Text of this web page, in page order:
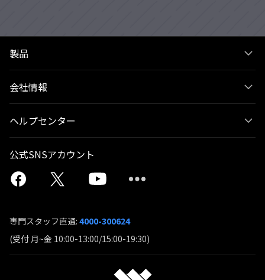
製品
会社情報
ヘルプセンター
公式SNSアカウント
専門スタッフ直通: 4000-300624
(受付 月~金 10:00-13:00/15:00-19:30)